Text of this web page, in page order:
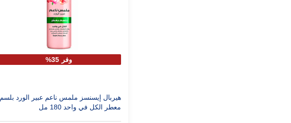
وفر 35%
هيربال إيسنسز ملمس ناعم عبير الورد بلسم
معطر الكل في واحد 180 مل